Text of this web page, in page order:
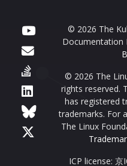
© 2026 The
Documentation
© 2026 The
rights reserved.
has registered
trademarks. For
The Linux
ICP license: